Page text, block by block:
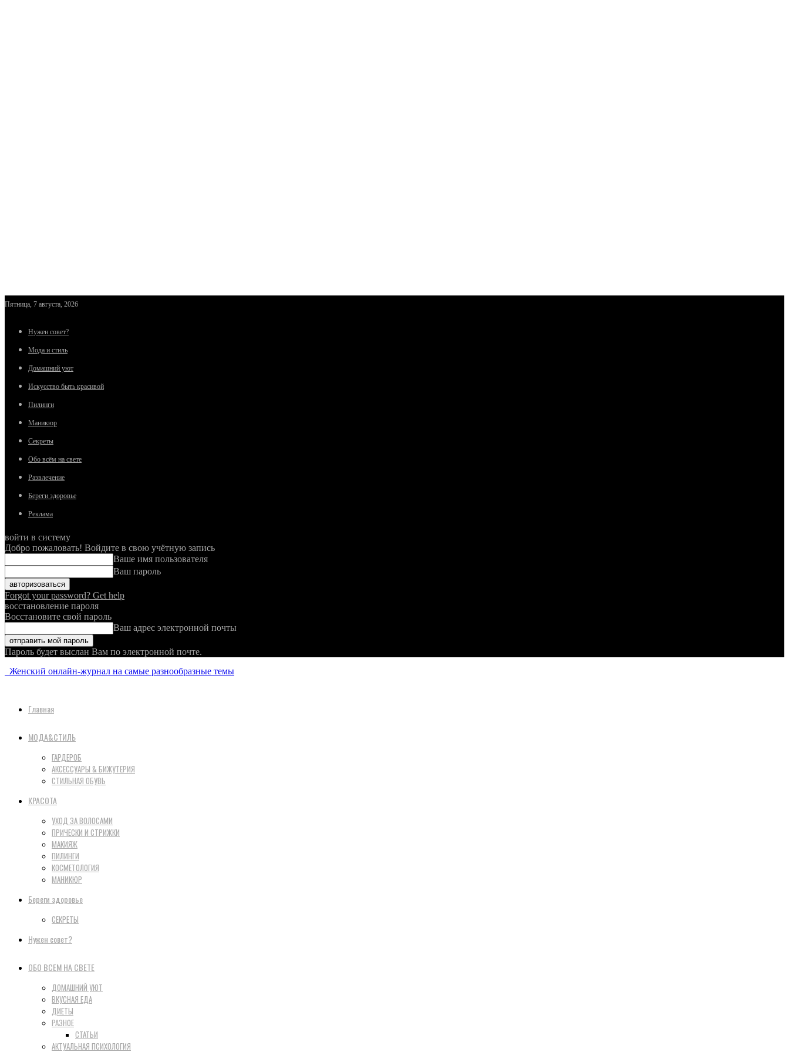
Пятница, 7 августа, 2026
Нужен совет?
Мода и стиль
Домашний уют
Искусство быть красивой
Пилинги
Маникюр
Секреты
Обо всём на свете
Развлечение
Береги здоровье
Реклама
войти в систему
Добро пожаловать! Войдите в свою учётную запись
Ваше имя пользователя
Ваш пароль
Forgot your password? Get help
восстановление пароля
Восстановите свой пароль
Ваш адрес электронной почты
Пароль будет выслан Вам по электронной почте.
Женский онлайн-журнал на самые разнообразные темы
Главная
МОДА&СТИЛЬ
ГАРДЕРОБ
АКСЕССУАРЫ & БИЖУТЕРИЯ
СТИЛЬНАЯ ОБУВЬ
КРАСОТА
УХОД ЗА ВОЛОСАМИ
ПРИЧЕСКИ И СТРИЖКИ
МАКИЯЖ
ПИЛИНГИ
КОСМЕТОЛОГИЯ
МАНИКЮР
Береги здоровье
СЕКРЕТЫ
Нужен совет?
ОБО ВСЕМ НА СВЕТЕ
ДОМАШНИЙ УЮТ
ВКУСНАЯ ЕДА
ДИЕТЫ
РАЗНОЕ
СТАТЬИ
АКТУАЛЬНАЯ ПСИХОЛОГИЯ